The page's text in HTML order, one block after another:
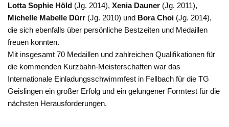
Lotta Sophie Höld (Jg. 2014),Xenia Dauner (Jg. 2011),
Michelle Mabelle Dürr (Jg. 2010) und Bora Choi (Jg. 2014),
die sich ebenfalls über persönliche Bestzeiten und Medaillen
freuen konnten.
Mit insgesamt 70 Medaillen und zahlreichen Qualifikationen für
die kommenden Kurzbahn-Meisterschaften war das
Internationale Einladungsschwimmfest in Fellbach für die TG
Geislingen ein großer Erfolg und ein gelungener Formtest für die
nächsten Herausforderungen.